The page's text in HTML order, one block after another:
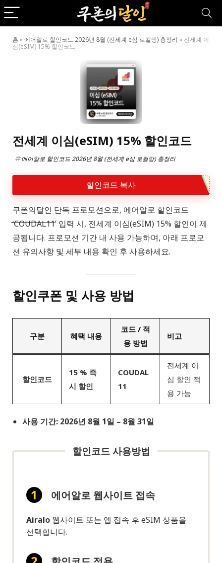
홈 »에어알로 할인코드 2026년 8월 (전세계 e심 로컬망) 총정리 » 전세계 이
심(eSIM) 15% 할인코드
전세계 이심(eSIM) 15% 할인코드
에어알로 할인코드 2026년 8월 (전세계 e심 로컬망) 총정리
할인코드 복사
쿠폰의달인 단독 프로모션으로, 에어알로 할인코드
‘COUDAL11’ 입력 시, 전세계 이심(eSIM) 15% 할인이 제
공됩니다. 프로모션 기간 내 사용 가능하며, 아래 프로모
션 유의사항 및 세부 내용 확인 후 사용하세요.
할인쿠폰 및 사용 방법
구분 혜택 내용
코드 / 적
용 방법
비고
할인코드
15 % 즉
시 할인
COUDAL
11
전세계 이
심 할인 적
용 가능
사용 기간: 2026년 8월 1일 – 8월 31일
할인코드 사용방법
에어알로 웹사이트 접속
Airalo 웹사이트 또는 앱 접속 후 eSIM 상품을
선택합니다.